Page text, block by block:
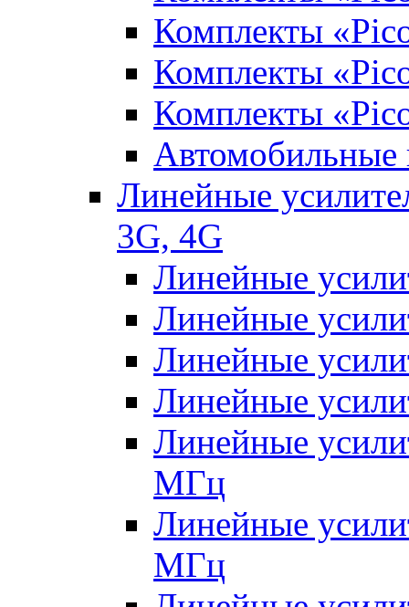
Комплекты
Комплекты
Комплекты
Автомобильные
Линейные
3G, 4G
Линейные
Линейные
Линейные
Линейные
Линейные
МГц
Линейные
МГц